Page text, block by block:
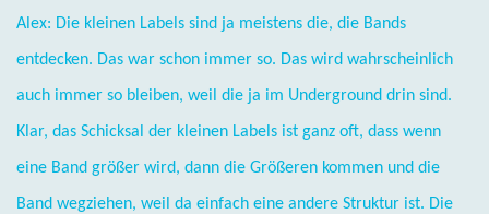
Alex: Die kleinen Labels sind ja meistens die, die Bands
entdecken. Das war schon immer so. Das wird wahrscheinlich
auch immer so bleiben, weil die ja im Underground drin sind.
Klar, das Schicksal der kleinen Labels ist ganz oft, dass wenn
eine Band größer wird, dann die Größeren kommen und die
Band wegziehen, weil da einfach eine andere Struktur ist. Die